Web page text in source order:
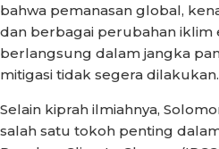
bahwa pemanasan global,
dan berbagai perubahan iklim
berlangsung dalam jangka
mitigasi tidak segera dilakukan.
Selain kiprah ilmiahnya,
salah satu tokoh penting